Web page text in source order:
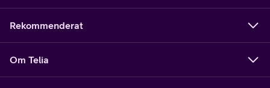
Rekommenderat
Om Telia